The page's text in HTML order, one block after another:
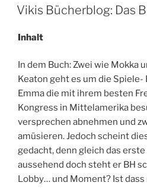
e
b
o
o
k
er l
n
VERÖFFENTLICHT
AM
Vikis Bücherblog: Das
Inhalt
In dem Buch: Zwei wie Mokka
Keaton geht es um die Spiele-
Emma die mit ihrem besten
Kongress in Mittelamerika
versprechen abnehmen und
amüsieren. Jedoch scheint
gedacht, denn gleich das
aussehend doch steht er BH
Lobby… und Moment? Ist